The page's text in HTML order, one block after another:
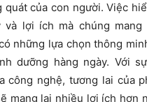
quát của con người. Việc
và lợi ích mà chúng
những lựa chọn thông
dưỡng hàng ngày. Với
công nghệ, tương lai của
mang lại nhiều lợi ích hơn